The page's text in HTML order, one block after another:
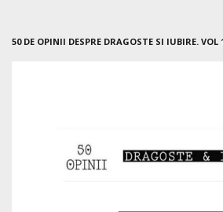
50 DE OPINII DESPRE DRAGOSTE SI IUBIRE. VOL